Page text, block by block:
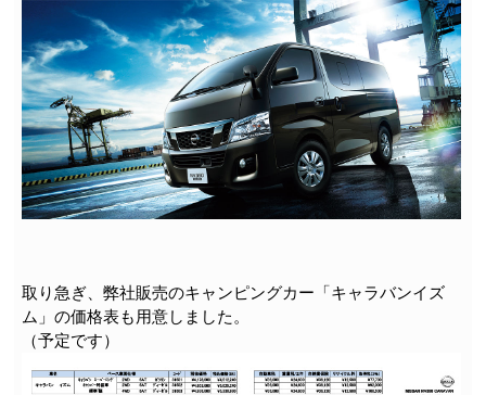
取り急ぎ、弊社販売のキャンピングカー「キャラバンイズ
ム」の価格表も用意しました。
（予定です）